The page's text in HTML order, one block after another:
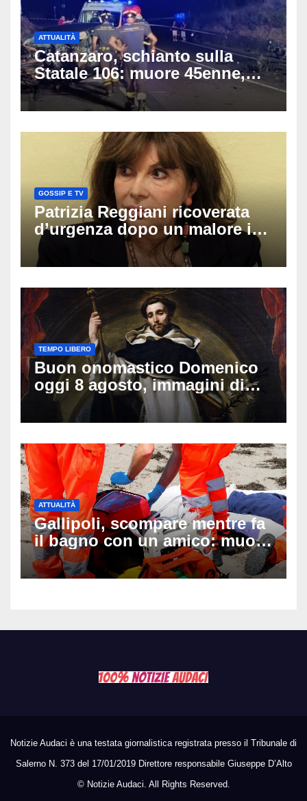
ATTUALITÀ
Catanzaro, schianto sulla
Statale 106: muore 45enne,
coinvolti un’auto, un suv e
una moto
GOSSIP E TV
Patrizia Reggiani ricoverata
d’urgenza dopo un malore in
vacanza: come sta oggi l’ex
Lady Gucci
TEMPO LIBERO
Buon onomastico Domenico
oggi 8 agosto, immagini di
auguri da condividere
ATTUALITÀ
Gallipoli, scompare mentre fa
il bagno con un amico: muore
a 19 anni dopo 45 minuti di
disperati tentativi di
Notizie Audaci è una testata giornalistica registrata presso il Tribunale di
Salerno N. 373 del 17/01/2019 Direttore responsabile Giuseppe D’Alto
© Notizie Audaci. All Rights Reserved.